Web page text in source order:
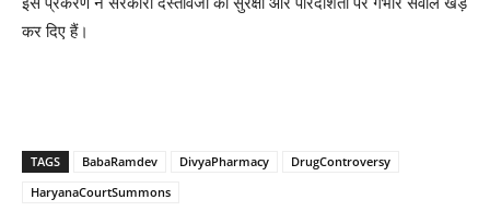
कर दिए हैं।
TAGS BabaRamdev DivyaPharmacy
DrugControversy
HaryanaCourtSummons